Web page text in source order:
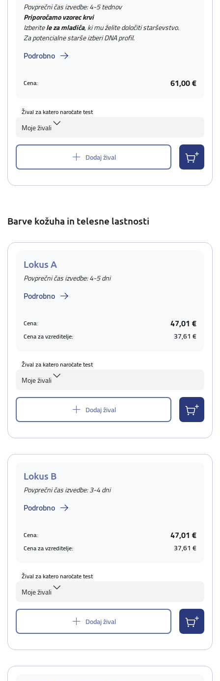
Povprečni čas izvedbe: 4-5 tednov
Priporočamo vzorec krvi
Izberitele za mladiča, ki mu želite določiti starševstvo.
Za potencialne starše izberi DNA profil.
Podrobno
Cena: 61,00 €
Žival za katero naročate test
Moje živali
Dodaj žival
Barve kožuha in telesne lastnosti
Lokus A
Povprečni čas izvedbe: 4-5 dni
Podrobno
Cena: 47,01 €
Cena za vzreditelje: 37,61 €
Žival za katero naročate test
Moje živali
Dodaj žival
Lokus B
Povprečni čas izvedbe: 3-4 dni
Podrobno
Cena: 47,01 €
Cena za vzreditelje: 37,61 €
Žival za katero naročate test
Moje živali
Dodaj žival